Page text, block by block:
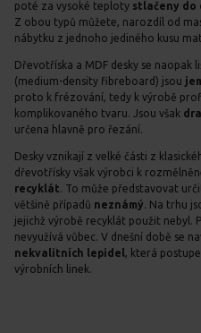
poté za vysoké teploty stlačeny do
Z obou typů můžete, narozdíl od
nábytku z jednoho jediného kusu
Dřevotříska a MDF desky se naopak
(medium-density fibreboard) jsou
proto k frézování, tedy k výrobě
komplikovaného tvaru. Jsou však
určena hlavně pro řezání.
Desky vznikají z velké části z
dřevotřísky však výrobci k
recyklát . To může představovat
většině případů neznámý . Na trhu
jejichž výrobě recyklát použit nebyl.
nevyužívá vůbec. V dnešní době se
nekvalitních lepidel
, která
výrobních linek.